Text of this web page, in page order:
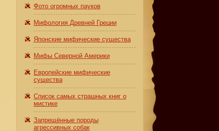
Фото огромных пауков
Мифология Древней Греции
Японские мифические существа
Мифы Северной Америки
Европейские мифические
существа
Список самых страшных книг о
мистике
Запрещённые породы
агрессивных собак